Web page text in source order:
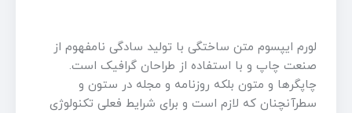
لورم ایپسوم متن ساختگی با تولید سادگی نامفهوم از
صنعت چاپ و با استفاده از طراحان گرافیک است.
چاپگرها و متون بلکه روزنامه و مجله در ستون و
سطرآنچنان که لازم است و برای شرایط فعلی تکنولوژی